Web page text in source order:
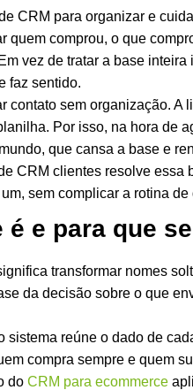
CRM para organizar e
quem comprou, o que
vez de tratar a base
faz sentido.
contato sem organização. A
Por isso, na hora de
que cansa a base e
CRM clientes resolve
sem complicar a rotina
é e para que
transformar nomes
da decisão sobre o que
sistema reúne o dado de
compra sempre e quem
do CRM para ecommerce